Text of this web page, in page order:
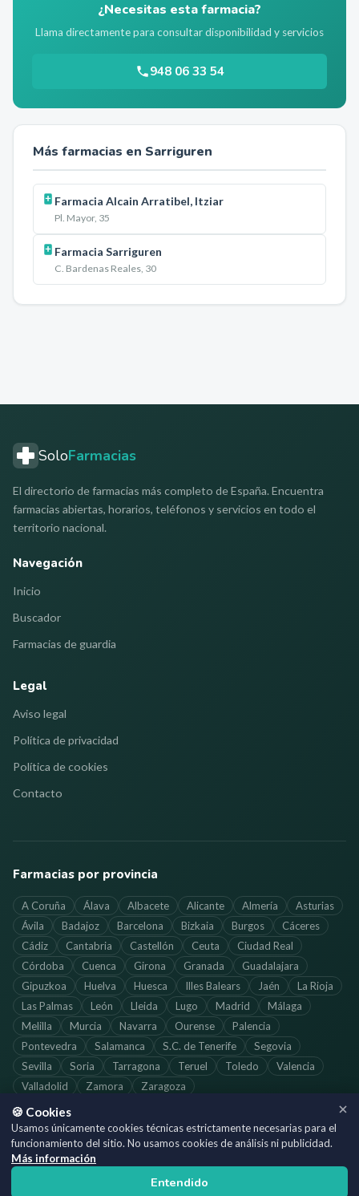
¿Necesitas esta farmacia?
Llama directamente para consultar disponibilidad y servicios
948 06 33 54
Más farmacias en Sarriguren
Farmacia Alcain Arratibel, Itziar
Pl. Mayor, 35
Farmacia Sarriguren
C. Bardenas Reales, 30
SoloFarmacias
El directorio de farmacias más completo de España. Encuentra
farmacias abiertas, horarios, teléfonos y servicios en todo el
territorio nacional.
Navegación
Inicio
Buscador
Farmacias de guardia
Legal
Aviso legal
Política de privacidad
Política de cookies
Contacto
Farmacias por provincia
A Coruña Álava Albacete Alicante Almería
Asturias
Ávila
Badajoz Barcelona Bizkaia Burgos
Cáceres
Cádiz
Cantabria Castellón Ceuta
Ciudad Real
Córdoba
Cuenca Girona Granada
Guadalajara
Gipuzkoa
Huelva Huesca Illes Balears Jaén
La Rioja
Las Palmas
León Lleida Lugo Madrid
Málaga
Melilla
Murcia Navarra Ourense
Palencia
Pontevedra
Salamanca S.C. de Tenerife
Segovia
Sevilla
Soria Tarragona Teruel Toledo
Valencia
Valladolid
Zamora Zaragoza
©2026SoloFarmacias.es — Todos los derechos reservados
Información actualizada. Verifica los horarios directamente con cada
🍪 Cookies
Usamos únicamente cookies técnicas estrictamente necesarias para el
funcionamiento del sitio. No usamos cookies de análisis ni publicidad.
Más información
Entendido